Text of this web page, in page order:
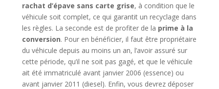
rachat d’épave sans carte grise, à condition que le
véhicule soit complet, ce qui garantit un recyclage dans
les règles. La seconde est de profiter de la prime à la
conversion. Pour en bénéficier, il faut être propriétaire
du véhicule depuis au moins un an, l’avoir assuré sur
cette période, qu’il ne soit pas gagé, et que le véhicule
ait été immatriculé avant janvier 2006 (essence) ou
avant janvier 2011 (diesel). Enfin, vous devrez déposer